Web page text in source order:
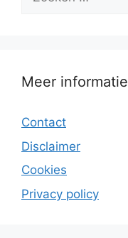
Meer informatie
Contact
Disclaimer
Cookies
Privacy policy